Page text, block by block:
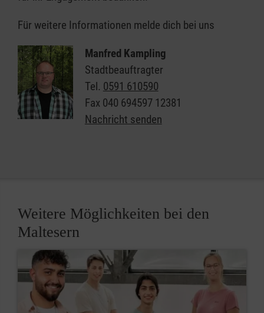
Für weitere Informationen melde dich bei uns
Manfred Kampling
Stadtbeauftragter
Tel. 0591 610590
Fax 040 694597 12381
Nachricht senden
Weitere Möglichkeiten bei den
Maltesern